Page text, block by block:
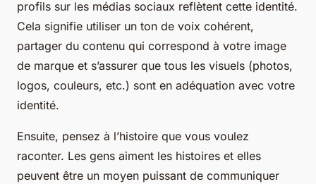
profils sur les médias sociaux reflètent cette identité.
Cela signifie utiliser un ton de voix cohérent,
partager du contenu qui correspond à votre image
de marque et s’assurer que tous les visuels (photos,
logos, couleurs, etc.) sont en adéquation avec votre
identité.
Ensuite, pensez à l’histoire que vous voulez
raconter. Les gens aiment les histoires et elles
peuvent être un moyen puissant de communiquer